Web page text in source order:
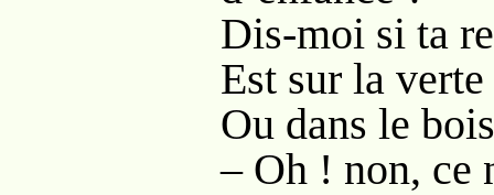
Dis-moi si ta
Est sur la
Ou dans le
– Oh ! non, ce